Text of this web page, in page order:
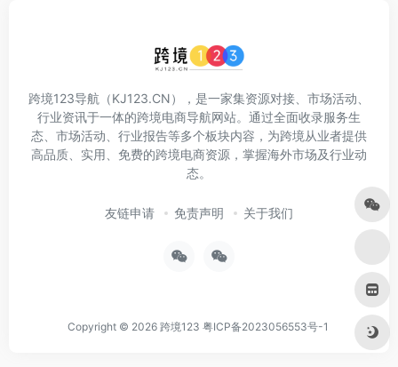
跨境123导航（KJ123.CN），是一家集资源对接、市场活动、
行业资讯于一体的跨境电商导航网站。通过全面收录服务生
态、市场活动、行业报告等多个板块内容，为跨境从业者提供
高品质、实用、免费的跨境电商资源，掌握海外市场及行业动
态。
友链申请 免责声明 关于我们
Copyright © 2026 跨境123 粤ICP备2023056553号-1